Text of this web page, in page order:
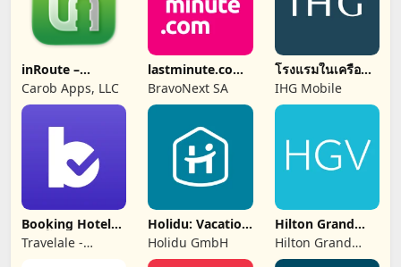
inRoute –
Intelligent
Routing
Carob Apps, LLC
lastminute.com:
holiday travel
BravoNext SA
โรงแรมในเครือ
IHG และรางวัล
IHG Mobile
Booking Hotel・
แอพโรงแรมราคา
ถูก
Travelale -
Holidu: Vacation
Rentals
Holidu GmbH
Hilton Grand
Vacations
Hilton Grand
Vacations